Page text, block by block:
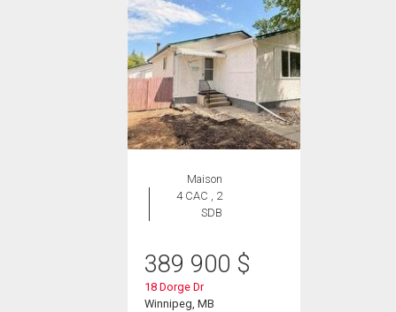
Maison
4 CAC , 2
SDB
389 900 $
18 Dorge Dr
Winnipeg, MB